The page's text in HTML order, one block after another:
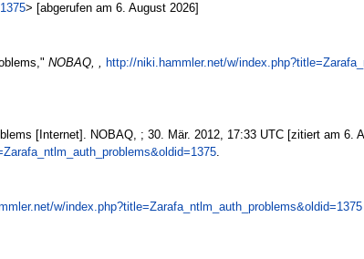
> [abgerufen am 6. August 2026]
NOBAQ, , http://niki.hammler.net/w/
[Internet]. NOBAQ, ; 30. Mär. 2012, 17:33 UTC [zitiert am 6.
.
w/index.php?title=Zarafa_ntlm_auth_problems&oldid=1375